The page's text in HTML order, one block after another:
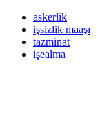
askerlik
işsizlik maaşı
tazminat
işealma